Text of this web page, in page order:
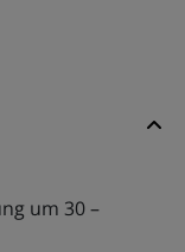
um 30 –